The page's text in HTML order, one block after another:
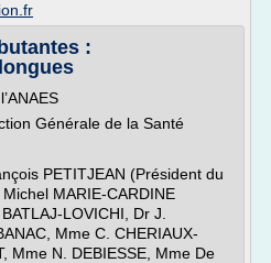
:
Générale de la Santé
PETITJEAN (Président du
MARIE-CARDINE
LOVICHI, Dr J.
Mme C. CHERIAUX-
Mme N. DEBIESSE, Mme De